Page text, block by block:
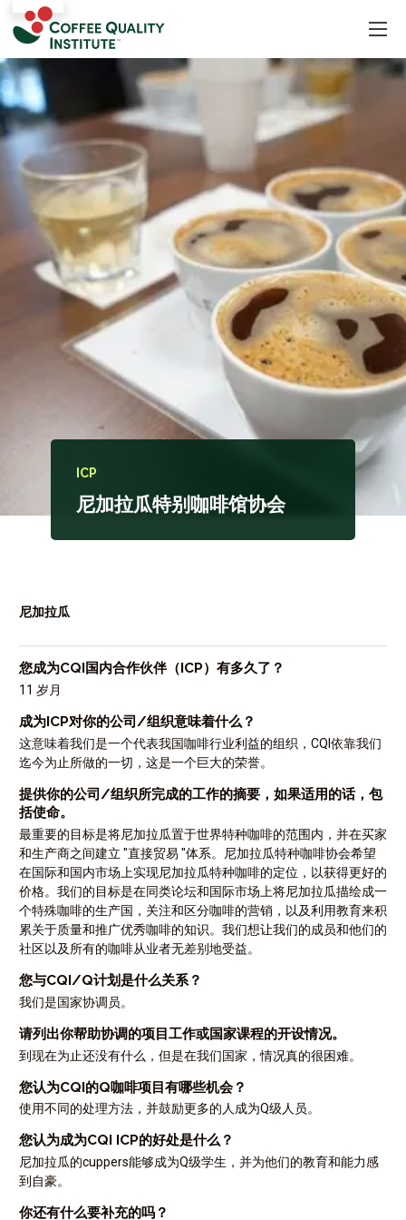
ICP
尼加拉瓜特别咖啡馆协会
尼加拉瓜
您成为CQI国内合作伙伴（ICP）有多久了？
11 岁月
成为ICP对你的公司/组织意味着什么？
这意味着我们是一个代表我国咖啡行业利益的组织，CQI依靠我们
迄今为止所做的一切，这是一个巨大的荣誉。
提供你的公司/组织所完成的工作的摘要，如果适用的话，包
括使命。
最重要的目标是将尼加拉瓜置于世界特种咖啡的范围内，并在买家
和生产商之间建立 "直接贸易 "体系。尼加拉瓜特种咖啡协会希望
在国际和国内市场上实现尼加拉瓜特种咖啡的定位，以获得更好的
价格。我们的目标是在同类论坛和国际市场上将尼加拉瓜描绘成一
个特殊咖啡的生产国，关注和区分咖啡的营销，以及利用教育来积
累关于质量和推广优秀咖啡的知识。我们想让我们的成员和他们的
社区以及所有的咖啡从业者无差别地受益。
您与CQI/Q计划是什么关系？
我们是国家协调员。
请列出你帮助协调的项目工作或国家课程的开设情况。
到现在为止还没有什么，但是在我们国家，情况真的很困难。
您认为CQI的Q咖啡项目有哪些机会？
使用不同的处理方法，并鼓励更多的人成为Q级人员。
您认为成为CQI ICP的好处是什么？
尼加拉瓜的cuppers能够成为Q级学生，并为他们的教育和能力感
到自豪。
你还有什么要补充的吗？